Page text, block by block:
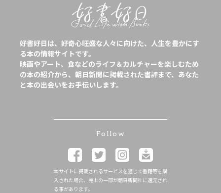
好書好日は、好奇心旺盛な人々に向けた、人生を豊かにす
る本の情報サイトです。
映画やアート、食などのライフ＆カルチャーを楽しむため
の本の紹介から、朝日新聞に掲載された書評まで、あなた
と本の出会いをお手伝いします。
Follow
本サイトに掲載されるサービスを通じて書籍等を購
入された場合、売上の一部が朝日新聞社に還元され
る事があります。